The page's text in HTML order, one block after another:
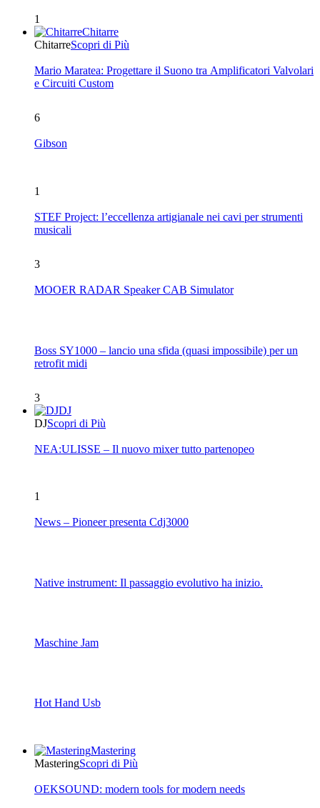
1
Chitarre
ChitarreScopri di Più
Mario Maratea: Progettare il Suono tra Amplificatori Valvolari
e Circuiti Custom
6
Gibson
1
STEF Project: l’eccellenza artigianale nei cavi per strumenti
musicali
3
MOOER RADAR Speaker CAB Simulator
Boss SY1000 – lancio una sfida (quasi impossibile) per un
retrofit midi
3
DJ
DJScopri di Più
NEA:ULISSE – Il nuovo mixer tutto partenopeo
1
News – Pioneer presenta Cdj3000
Native instrument: Il passaggio evolutivo ha inizio.
Maschine Jam
Hot Hand Usb
Mastering
MasteringScopri di Più
OEKSOUND: modern tools for modern needs